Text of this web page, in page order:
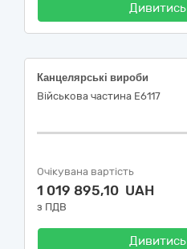
Дивитись
Канцелярські вироби
Військова частина Е6117
Очікувана вартість
1 019 895,10 UAH
з ПДВ
Дивитись